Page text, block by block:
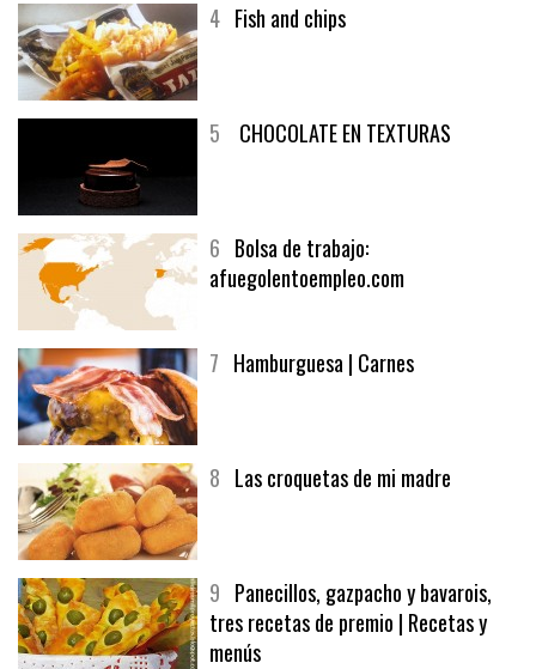
4 Fish and chips
5 CHOCOLATE EN TEXTURAS
6 Bolsa de trabajo:
afuegolentoempleo.com
7 Hamburguesa | Carnes
8 Las croquetas de mi madre
9 Panecillos, gazpacho y bavarois,
tres recetas de premio | Recetas y
menús